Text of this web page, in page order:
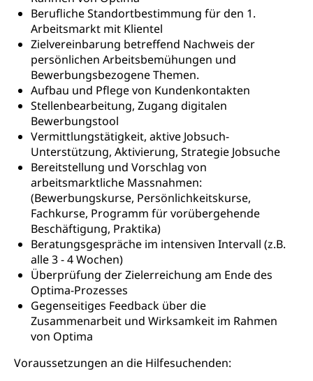
Berufliche Standortbestimmung für den 1.
Arbeitsmarkt mit Klientel
Zielvereinbarung betreffend Nachweis der
persönlichen Arbeitsbemühungen und
Bewerbungsbezogene Themen.
Aufbau und Pflege von Kundenkontakten
Stellenbearbeitung, Zugang digitalen
Bewerbungstool
Vermittlungstätigkeit, aktive Jobsuch-
Unterstützung, Aktivierung, Strategie Jobsuche
Bereitstellung und Vorschlag von
arbeitsmarktliche Massnahmen:
(Bewerbungskurse, Persönlichkeitskurse,
Fachkurse, Programm für vorübergehende
Beschäftigung, Praktika)
Beratungsgespräche im intensiven Intervall (z.B.
alle 3 - 4 Wochen)
Überprüfung der Zielerreichung am Ende des
Optima-Prozesses
Gegenseitiges Feedback über die
Zusammenarbeit und Wirksamkeit im Rahmen
von Optima
Voraussetzungen an die Hilfesuchenden:
Freiwilliges Kindergarten Jahr
Frühe Sprachförderung
Kindergarten & Basisstufe
Frühe Förderung
Gesundheit und Soziales
Konsumentenschutz
Konsumentenrechte, Produktsicherheit,
Preisüberwachung, Preisüberwacher,
Konsumentenorganisation, parallele Einfuhr,
regionale Erschöpfung, nationale Erschöpfung,
internationale Erschöpfung, Preisabsprache, Kartell,
Cassis-deDijon-Prinzip
Lebensmittelkontrolle und
Verbraucherschutz
Krankenversicherung
Unfallversicherung, Berufsunfallversicherung,
Krankheit, Unfall, Prämienverbilligung,
Krankenkasse
Krankenversicherung (WAS Luzern)
Prämienverbilligung (WAS Luzern)
Obligatorische Krankenversicherung (WAS
Luzern)
Kranken- und Unfallversicherung
Lebensmittelsicherheit
sichere Lebensmittel, Lebensmittelkontrolle,
Lebensmittelhygiene, Produktesicherheit
Trinkwasser
Prävention
Gesundheitsvorsorge, Wellness, Unfallverhütung,
Tabakprävention, Primärprävention,